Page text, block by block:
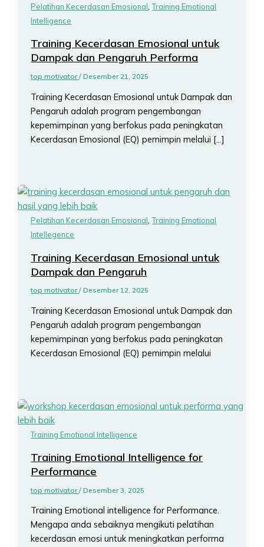
Pelatihan Kecerdasan Emosional,Training Emotional
Intelligence
Training Kecerdasan Emosional untuk
Dampak dan Pengaruh Performa
top motivator/Desember 21, 2025
Training Kecerdasan Emosional untuk Dampak dan
Pengaruh adalah program pengembangan
kepemimpinan yang berfokus pada peningkatan
Kecerdasan Emosional (EQ) pemimpin melalui […]
Pelatihan Kecerdasan Emosional,Training Emotional
Intellegence
Training Kecerdasan Emosional untuk
Dampak dan Pengaruh
top motivator/Desember 12, 2025
Training Kecerdasan Emosional untuk Dampak dan
Pengaruh adalah program pengembangan
kepemimpinan yang berfokus pada peningkatan
Kecerdasan Emosional (EQ) pemimpin melalui
Training Emotional Intelligence
Training Emotional Intelligence for
Performance
top motivator/Desember 3, 2025
Training Emotional intelligence for Performance.
Mengapa anda sebaiknya mengikuti pelatihan
kecerdasan emosi untuk meningkatkan performa